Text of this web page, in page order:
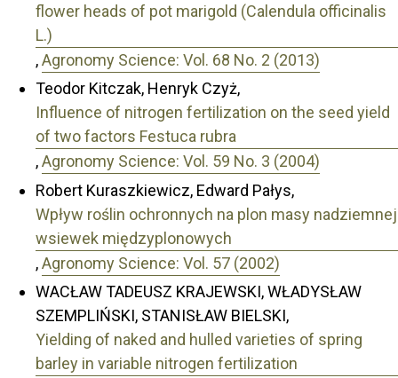
flower heads of pot marigold (Calendula officinalis
L.)
,Agronomy Science: Vol. 68 No. 2 (2013)
Teodor Kitczak, Henryk Czyż,
Influence of nitrogen fertilization on the seed yield
of two factors Festuca rubra
,Agronomy Science: Vol. 59 No. 3 (2004)
Robert Kuraszkiewicz, Edward Pałys,
Wpływ roślin ochronnych na plon masy nadziemnej
wsiewek międzyplonowych
,Agronomy Science: Vol. 57 (2002)
WACŁAW TADEUSZ KRAJEWSKI, WŁADYSŁAW
SZEMPLIŃSKI, STANISŁAW BIELSKI,
Yielding of naked and hulled varieties of spring
barley in variable nitrogen fertilization